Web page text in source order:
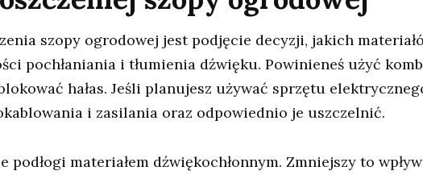
szopy ogrodowej jest podjęcie decyzji, jakich
pochłaniania i tłumienia dźwięku. Powinieneś użyć
hałas. Jeśli planujesz używać sprzętu
i zasilania oraz odpowiednio je uszczelnić.
materiałem dźwiękochłonnym. Zmniejszy to